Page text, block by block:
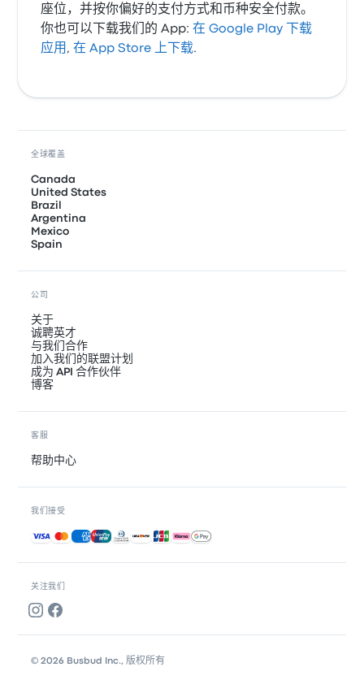
座位，并按你偏好的支付方式和币种安全付款。
你也可以下载我们的 App:在 Google Play 下载
应用 ,在 App Store 上下载.
关注我们
全球覆盖
Canada
United States
Brazil
Argentina
Mexico
Spain
公司
关于
诚聘英才
与我们合作
加入我们的联盟计划
成为 API 合作伙伴
博客
客服
帮助中心
我们接受
接受的付款方式
© 2026 Busbud Inc., 版权所有